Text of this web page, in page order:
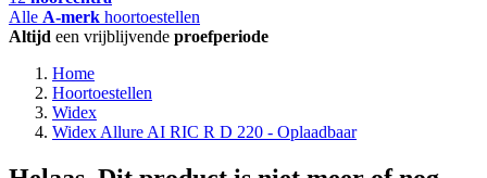
Alle A-merk hoortoestellen
Altijd een vrijblijvende proefperiode
Home
Hoortoestellen
Widex
Widex Allure AI RIC R D 220 - Oplaadbaar